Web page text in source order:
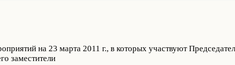
на 23 марта 2011 г., в которых участвуют
заместители